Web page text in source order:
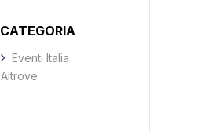
CATEGORIA
Eventi Italia
Altrove